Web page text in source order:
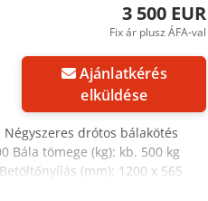
3 500 EUR
Fix ár plusz ÁFA-val
Ajánlatkérés
elküldése
Négyszeres drótos bálakötés
Bála tömege (kg): kb. 500 kg
(mm): 1200 x 565
Djdera Ak Eopfx Akijck Hsm V